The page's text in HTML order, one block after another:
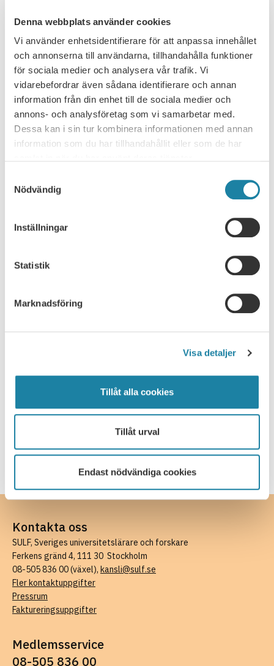
Denna webbplats använder cookies
Vi använder enhetsidentifierare för att anpassa innehållet
och annonserna till användarna, tillhandahålla funktioner
för sociala medier och analysera vår trafik. Vi
vidarebefordrar även sådana identifierare och annan
information från din enhet till de sociala medier och
annons- och analysföretag som vi samarbetar med.
Dessa kan i sin tur kombinera informationen med annan
information som du har tillhandahållit eller som de har
Nödvändig
Inställningar
Statistik
Marknadsföring
Visa detaljer
Tillåt alla cookies
Tillåt urval
Endast nödvändiga cookies
var ämnet för…
Nyhet 30 juni 2026
NYHETSARKIV
Rapport
Kontakta oss
SULF, Sveriges universitetslärare och forskare
Ferkens gränd 4, 111 30 Stockholm
08-505 836 00 (växel), kansli@sulf.se
Fler kontaktuppgifter
Pressrum
Faktureringsuppgifter
Medlemsservice
08-505 836 00